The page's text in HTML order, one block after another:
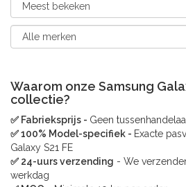
Waarom onze Samsung
collectie?
✅ Fabrieksprijs - Geen
✅ 100% Model-specifiek - Exacte
Galaxy S21 FE
✅ 24-uurs verzending - We
werkdag